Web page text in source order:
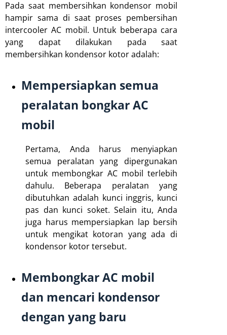
Pada saat membersihkan kondensor mobil
hampir sama di saat proses pembersihan
intercooler AC mobil. Untuk beberapa cara
yang dapat dilakukan pada saat
membersihkan kondensor kotor adalah:
Mempersiapkan semua
peralatan bongkar AC
mobil
Pertama, Anda harus menyiapkan
semua peralatan yang dipergunakan
untuk membongkar AC mobil terlebih
dahulu. Beberapa peralatan yang
dibutuhkan adalah kunci inggris, kunci
pas dan kunci soket. Selain itu, Anda
juga harus mempersiapkan lap bersih
untuk mengikat kotoran yang ada di
kondensor kotor tersebut.
Membongkar AC mobil
dan mencari kondensor
dengan yang baru